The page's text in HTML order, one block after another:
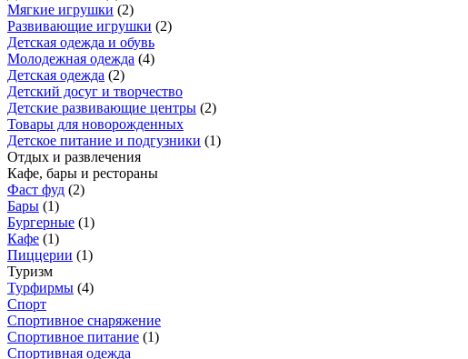
Мягкие игрушки (2)
Развивающие игрушки (2)
Детская одежда и обувь
Молодежная одежда (4)
Детская одежда (2)
Детский досуг и творчество
Детские развивающие центры (2)
Товары для новорожденных
Детское питание и подгузники (1)
Отдых и развлечения
Кафе, бары и рестораны
Фаст фуд (2)
Бары (1)
Бургерные (1)
Кафе (1)
Пиццерии (1)
Туризм
Турфирмы (4)
Спорт
Спортивное снаряжение
Спортивное питание (1)
Спортивная одежда